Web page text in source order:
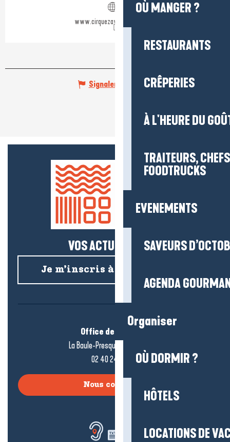
OÙ MANGER ?
RESTAURANTS
CRÊPERIES
À L'HEURE DU
TRAITEURS,
FOODTRUCKS
EVENEMENTS
SAVEURS
AGENDA
Organiser
OÙ DORMIR ?
HÔTELS
LOCATIONS DE
www.cirquezavattadouchet.fr
Signaler une erreur
VOS ACTUS SALÉES !
Je m’inscris à la newsletter
Office de tourisme
La Baule-Presqu’île de Guérande
02 40 24 34 44
Nous contacter